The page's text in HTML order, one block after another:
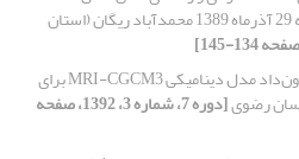
براساس تحلیل پس‌لرزه‌‌‌های زلزله 29 آذرماه 1389 محمدآباد ریگان (استان
پس‌پردازش برون‌داد مدل دینامیکی MRI-CGCM3 برای
رضوی [دوره 7، شماره 3، 1392، صفحه